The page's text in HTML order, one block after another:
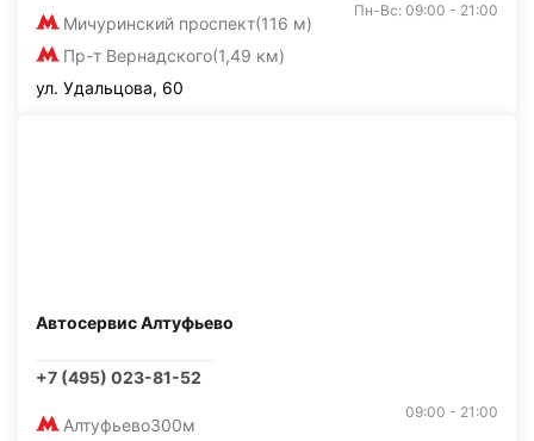
Мичуринский проспект(116 м)
Пр-т Вернадского(1,49 км)
Пн-Вс: 09:00 - 21:00
ул. Удальцова, 60
Автосервис Алтуфьево
+7 (495) 023-81-52
Алтуфьево300м
09:00 - 21:00